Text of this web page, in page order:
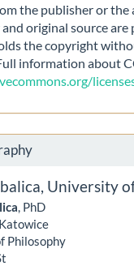
the publisher or the
original source are
the copyright
information about
University
, PhD
Philosophy